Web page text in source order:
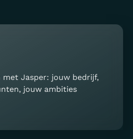
Jasper: jouw bedrijf,
jouw ambities